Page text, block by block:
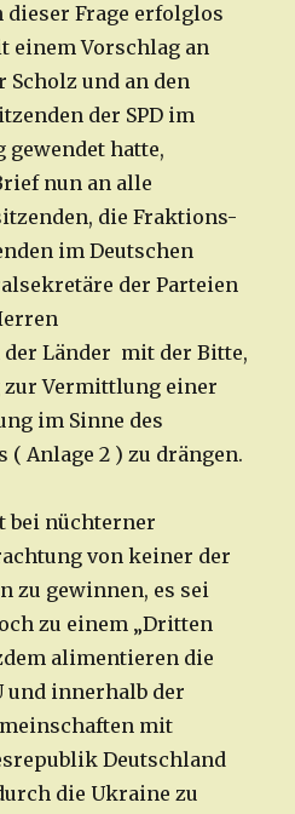
Frage erfolglos
einem Vorschlag an
und an den
der SPD im
gewendet hatte,
nun an alle
die Fraktions-
im Deutschen
der Parteien
Länder mit der Bitte,
zur Vermittlung einer
im Sinne des
( Anlage 2 ) zu drängen.
bei nüchterner
von keiner der
zu gewinnen, es sei
zu einem „Dritten
alimentieren die
und innerhalb der
mit
Deutschland
die Ukraine zu